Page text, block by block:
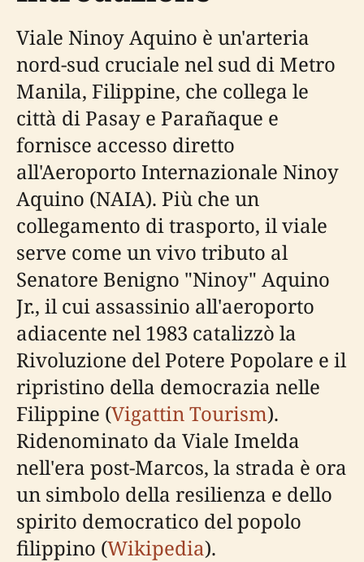
Viale Ninoy Aquino è un'arteria
nord-sud cruciale nel sud di Metro
Manila, Filippine, che collega le
città di Pasay e Parañaque e
fornisce accesso diretto
all'Aeroporto Internazionale Ninoy
Aquino (NAIA). Più che un
collegamento di trasporto, il viale
serve come un vivo tributo al
Senatore Benigno "Ninoy" Aquino
Jr., il cui assassinio all'aeroporto
adiacente nel 1983 catalizzò la
Rivoluzione del Potere Popolare e il
ripristino della democrazia nelle
Filippine (Vigattin Tourism).
Ridenominato da Viale Imelda
nell'era post-Marcos, la strada è ora
un simbolo della resilienza e dello
spirito democratico del popolo
filippino (Wikipedia).